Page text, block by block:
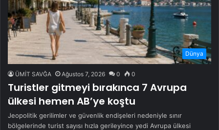
Dünya
ÜMİT SAVĞA Ağustos 7, 2026 0 0
Turistler gitmeyi bırakınca 7 Avrupa
ülkesi hemen AB’ye koştu
Jeopolitik gerilimler ve güvenlik endişeleri nedeniyle sınır
bölgelerinde turist sayısı hızla gerileyince yedi Avrupa ülkesi